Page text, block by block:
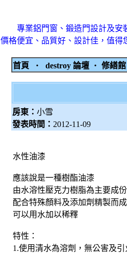
專業鋁門窗、鍛造門設計及安
價格便宜、品質好、設計佳，值得
首頁 ‧ destroy 論壇 ‧ 修繕
房東： 小雪
發表時間： 2012-11-09
水性油漆
應該說是一種樹酯油漆
由水溶性壓克力樹脂為主要成份
配合特殊顏料及添加劑精製而成
可以用水加以稀釋
特性：
1.使用清水為溶劑，無公害及引